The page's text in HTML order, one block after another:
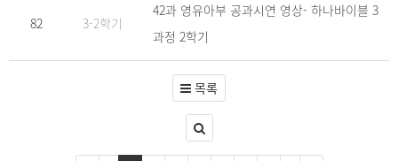
82 3-2학기
42과 영유아부 공과시연 영상- 하나바이블 3
과정 2학기
목록